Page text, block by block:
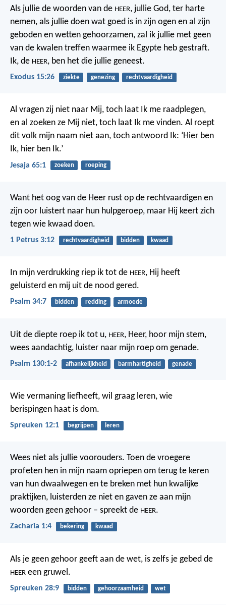
Als jullie de woorden van de HEER, jullie God, ter harte
nemen, als jullie doen wat goed is in zijn ogen en al zijn
geboden en wetten gehoorzamen, zal ik jullie met geen
van de kwalen treffen waarmee ik Egypte heb gestraft.
Ik, de HEER, ben het die jullie geneest.
Exodus 15:26 ziekte genezing rechtvaardigheid
Al vragen zij niet naar Mij, toch laat Ik me raadplegen,
en al zoeken ze Mij niet, toch laat Ik me vinden. Al roept
dit volk mijn naam niet aan, toch antwoord Ik: ‘Hier ben
Ik, hier ben Ik.’
Jesaja 65:1 zoeken roeping
Want het oog van de Heer rust op de rechtvaardigen en
zijn oor luistert naar hun hulpgeroep, maar Hij keert zich
tegen wie kwaad doen.
1 Petrus 3:12 rechtvaardigheid bidden kwaad
In mijn verdrukking riep ik tot de HEER, Hij heeft
geluisterd en mij uit de nood gered.
Psalm 34:7 bidden redding armoede
Uit de diepte roep ik tot u, HEER, Heer, hoor mijn stem,
wees aandachtig, luister naar mijn roep om genade.
Psalm 130:1-2 afhankelijkheid barmhartigheid genade
Wie vermaning liefheeft, wil graag leren, wie
berispingen haat is dom.
Spreuken 12:1 begrijpen leren
Wees niet als jullie voorouders. Toen de vroegere
profeten hen in mijn naam opriepen om terug te keren
van hun dwaalwegen en te breken met hun kwalijke
praktijken, luisterden ze niet en gaven ze aan mijn
woorden geen gehoor – spreekt de HEER.
Zacharia 1:4 bekering kwaad
Als je geen gehoor geeft aan de wet, is zelfs je gebed de
HEER een gruwel.
Spreuken 28:9 bidden gehoorzaamheid wet